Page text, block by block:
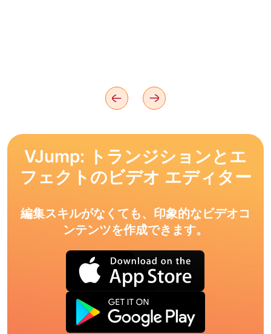
VJump: トランジションとエ
フェクトのビデオ エディター
編集スキルがなくても、印象的なビデオコ
ンテンツを作成できます。